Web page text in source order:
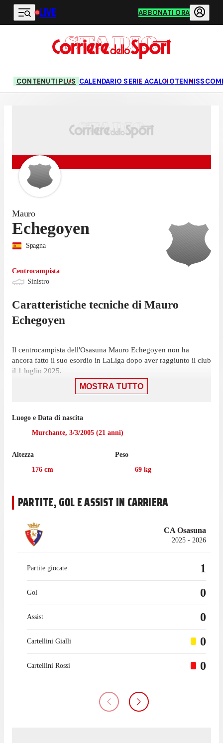
Vai al contenuto principale
LIVE ABBONATI ORA
CONTENUTI PLUS CALENDARIO SERIE ACALCIOTENNIS
Mauro
Echegoyen
Spagna
Centrocampista
Sinistro
Caratteristiche tecniche di Mauro
Echegoyen
Il centrocampista dell'Osasuna Mauro Echegoyen non ha
ancora fatto il suo esordio in LaLiga dopo aver raggiunto il club
il 1 luglio 2025.
Echegoyen ha giocato 34 partite di Primera División RFEF
2025, mentre prima giocava con Osasuna II, con cui ha
MOSTRA TUTTO
Luogo e Data di nascita
Murchante, 3/3/2005 (21 anni)
Altezza
176 cm
Peso
69 kg
PARTITE, GOL E ASSIST IN CARRIERA
CA Osasuna
2025 - 2026
Partite giocate 1
Gol 0
Assist 0
Cartellini Gialli 0
Cartellini Rossi 0